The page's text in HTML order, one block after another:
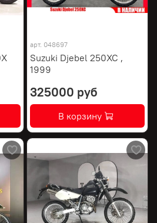
арт. 048697
Suzuki Djebel 250XC ,
1999
325000 руб
В корзину